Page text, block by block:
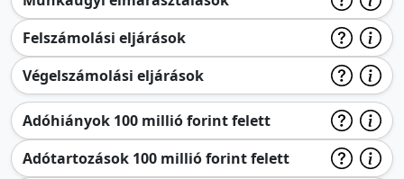
Felszámolási eljárások
Végelszámolási eljárások
Adóhiányok 100 millió forint felett
Adótartozások 100 millió forint felett